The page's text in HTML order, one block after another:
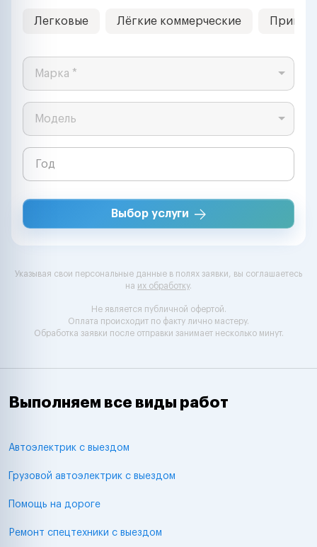
Легковые Лёгкие коммерческие
Марка *
Модель
Выбор услуги
Указывая свои персональные данные в полях заявки, вы соглашаетесь
на их обработку.
Не является публичной офертой.
Оплата происходит по факту лично мастеру.
Обработка заявки после отправки занимает несколько минут.
Выполняем все виды работ
Автоэлектрик с выездом
Грузовой автоэлектрик с выездом
Помощь на дороге
Ремонт спецтехники с выездом